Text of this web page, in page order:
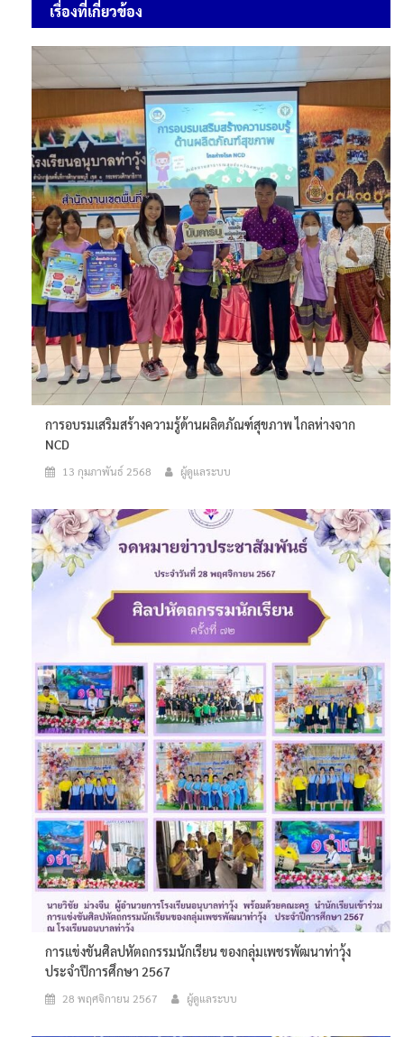
เรื่องที่เกี่ยวข้อง
การอบรมเสริมสร้างความรู้ด้านผลิตภัณฑ์สุขภาพ ไกลห่างจาก
NCD
13 กุมภาพันธ์ 2568 ผู้ดูแลระบบ
การแข่งขันศิลปหัตถกรรมนักเรียน ของกลุ่มเพชรพัฒนาท่าวุ้ง
ประจำปีการศึกษา 2567
28 พฤศจิกายน 2567 ผู้ดูแลระบบ